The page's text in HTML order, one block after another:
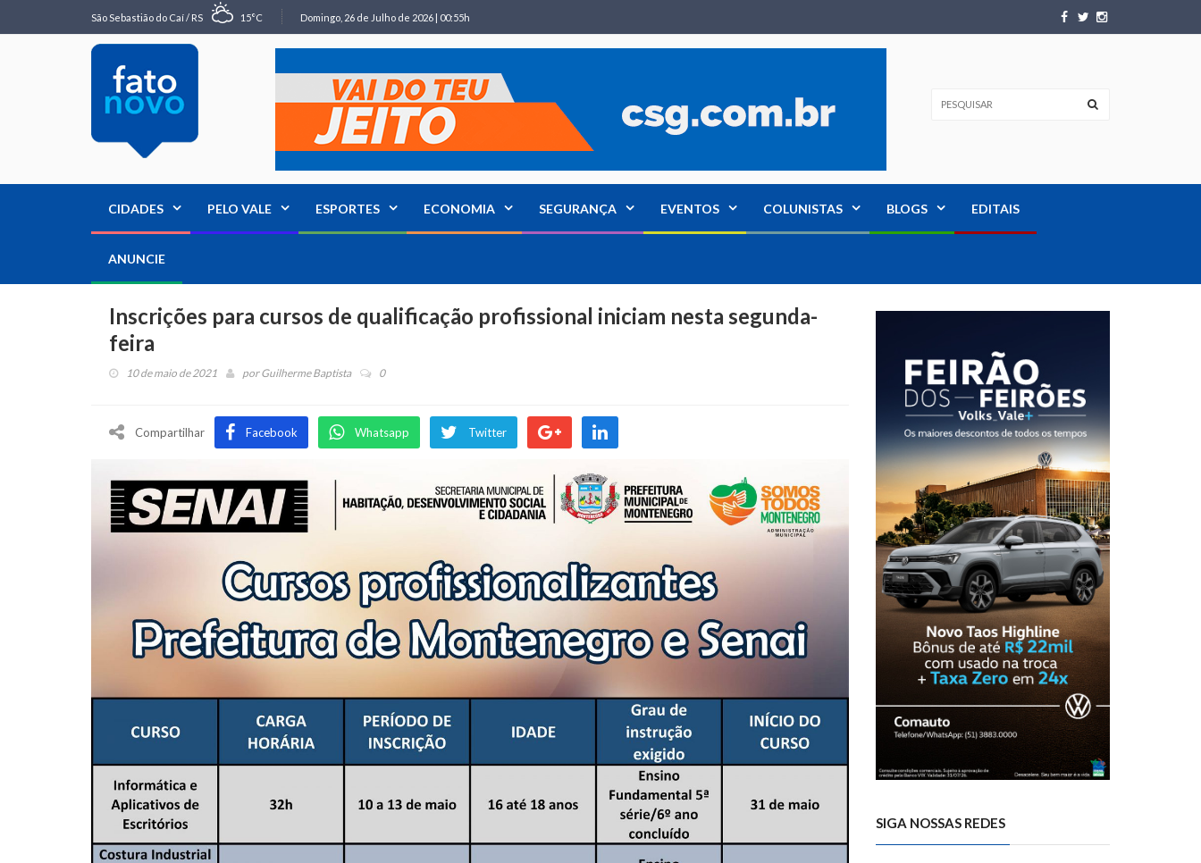
São Sebastião do Caí / RS 15°C Domingo, 26 de Julho de 2026 | 00:55h
CIDADES PELO VALE ESPORTES ECONOMIA SEGURANÇA EVENTOS COLUNISTAS BLOGS EDITAIS
ANUNCIE
Inscrições para cursos de qualificação profissional iniciam nesta segunda-
feira
10 de maio de 2021 porGuilherme Baptista 0
Compartilhar Facebook Whatsapp Twitter
SIGA NOSSAS REDES